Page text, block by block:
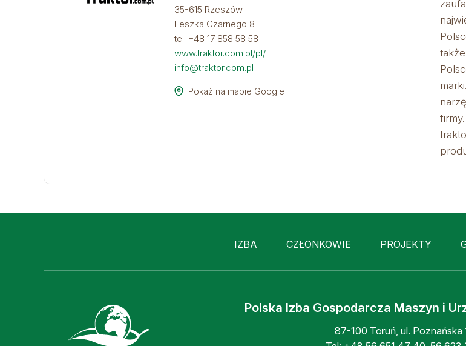
35-615 Rzeszów
Leszka Czarnego 8
tel. +48 17 858 58 58
www.traktor.com.pl/pl/
info@traktor.com.pl
Pokaż na mapie Google
IZBA CZŁONKOWIE PROJEKTY
Polska Izba Gospodarcza Maszyn i
87-100 Toruń, ul. Poznańska